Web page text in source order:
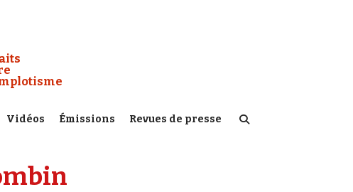
Watch :
Vidéos Émissions Revues de presse